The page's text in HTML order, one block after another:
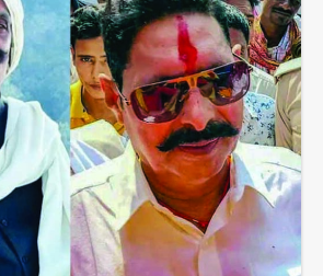
Team JHJ
Petrol bomb attack on Shakib
Al Hasan’s house: शेख हसीना की
वर्चुअल प्रेस कॉन्फ्रेंस में जुड़ने पर भड़का
गुस्सा, शाकिब अल हसन के मगुरा स्थित घर पर
पेट्रोल बम से हमला
Avinash Kumar
Rasra Assembly seat: बसपा के
इकलौते विधायक उमाशंकर सिंह का निधन, दो
साल से कैंसर से जूझ रहे थे
Avinash Kumar